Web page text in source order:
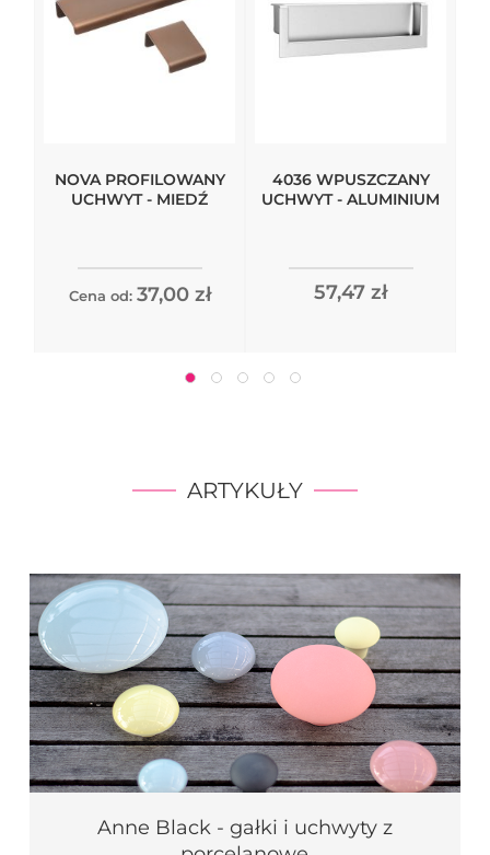
NOVA PROFILOWANY
UCHWYT - MIEDŹ
Cena od: 37,00 zł
4036 WPUSZCZANY
UCHWYT - ALUMINIUM
57,47 zł
ARTYKUŁY
Anne Black - gałki i uchwyty z